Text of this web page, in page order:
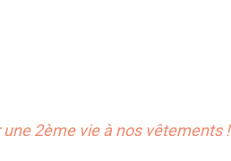
2ème vie à nos vêtements !